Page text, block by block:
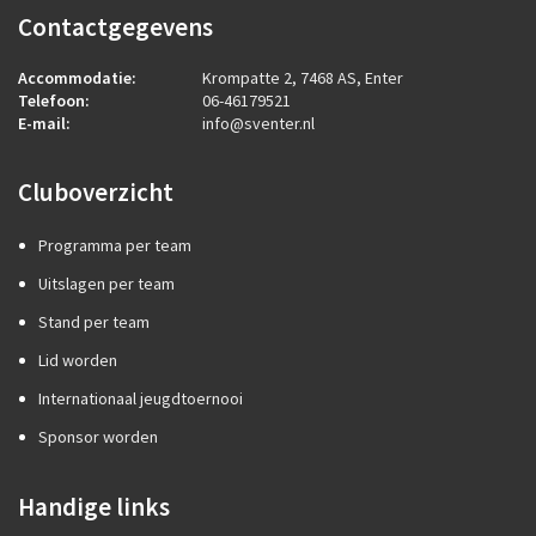
Contactgegevens
Accommodatie:
Krompatte 2, 7468 AS, Enter
Telefoon:
06-46179521
E-mail:
info@sventer.nl
Cluboverzicht
Programma per team
Uitslagen per team
Stand per team
Lid worden
Internationaal jeugdtoernooi
Sponsor worden
Handige links